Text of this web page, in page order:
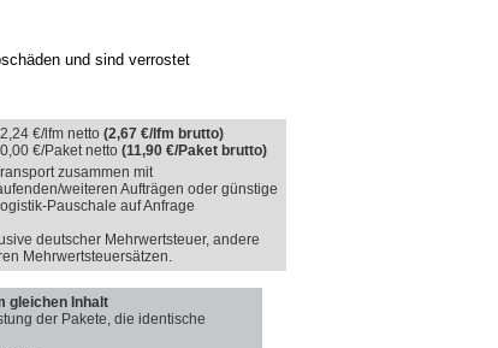
und sind verrostet
2,24 €/lfm netto (2,67 €/lfm brutto)
€/Paket netto (11,90 €/Paket brutto)
zusammen mit
weiteren Aufträgen oder günstige
Pauschale auf Anfrage
deutscher Mehrwertsteuer, andere
Mehrwertsteuersätzen.
gleichen Inhalt
der Pakete, die identische